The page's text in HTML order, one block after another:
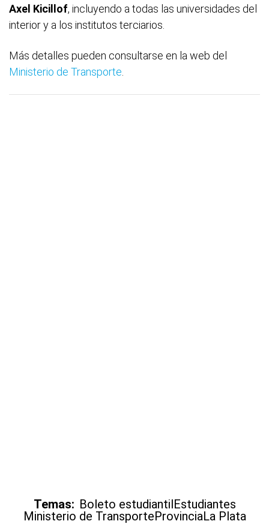
Axel Kicillof, incluyendo a todas las universidades del
interior y a los institutos terciarios.
Más detalles pueden consultarse en la web del
Ministerio de Transporte
Temas: Boleto estudiantilEstudiantes
Ministerio de TransporteProvinciaLa Plata